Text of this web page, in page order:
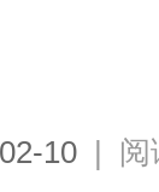
10 | 阅